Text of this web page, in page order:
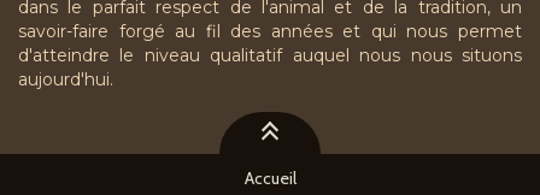
dans le parfait respect de l'animal et de la tradition, un
savoir-faire forgé au fil des années et qui nous permet
d'atteindre le niveau qualitatif auquel nous nous situons
aujourd'hui.
Accueil